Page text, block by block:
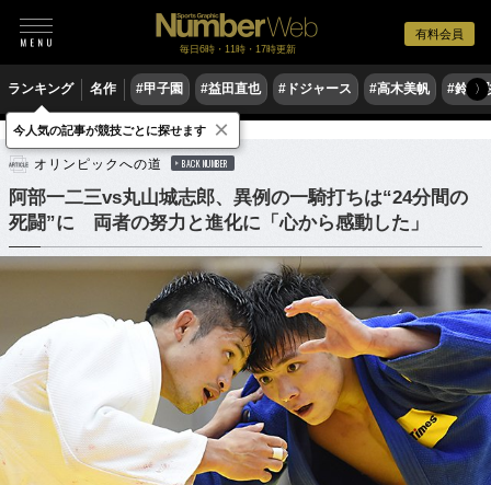
有料会員
毎日6時・11時・17時更新
ランキング 名作 #甲子園 #益田直也 #ドジャース #高木美帆 #鈴木
〉
格闘技 柔道
オリンピックへの道 BACK NUMBER
阿部一二三vs丸山城志郎、異例の一騎打ちは“24分間の
死闘”に 両者の努力と進化に「心から感動した」
今人気の記事が競技ごとに探せます ×